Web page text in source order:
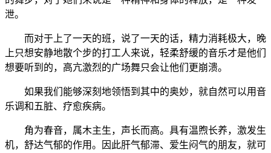
泄。
而对于上了一天的班，说了一天的话，精力消耗极大，晚
上只想安静地散个步的打工人来说，轻柔舒缓的音乐才是他们
想要听到的，高亢激烈的广场舞只会让他们更崩溃。
如果我们能够深刻地领悟到其中的奥妙，就自然可以用音
乐调和五脏、疗愈疾病。
角为春音，属木主生，声长而高。具有温煦长养，激发生
机，舒达气郁的作用。因此肝气郁滞、爱生闷气的朋友，就可